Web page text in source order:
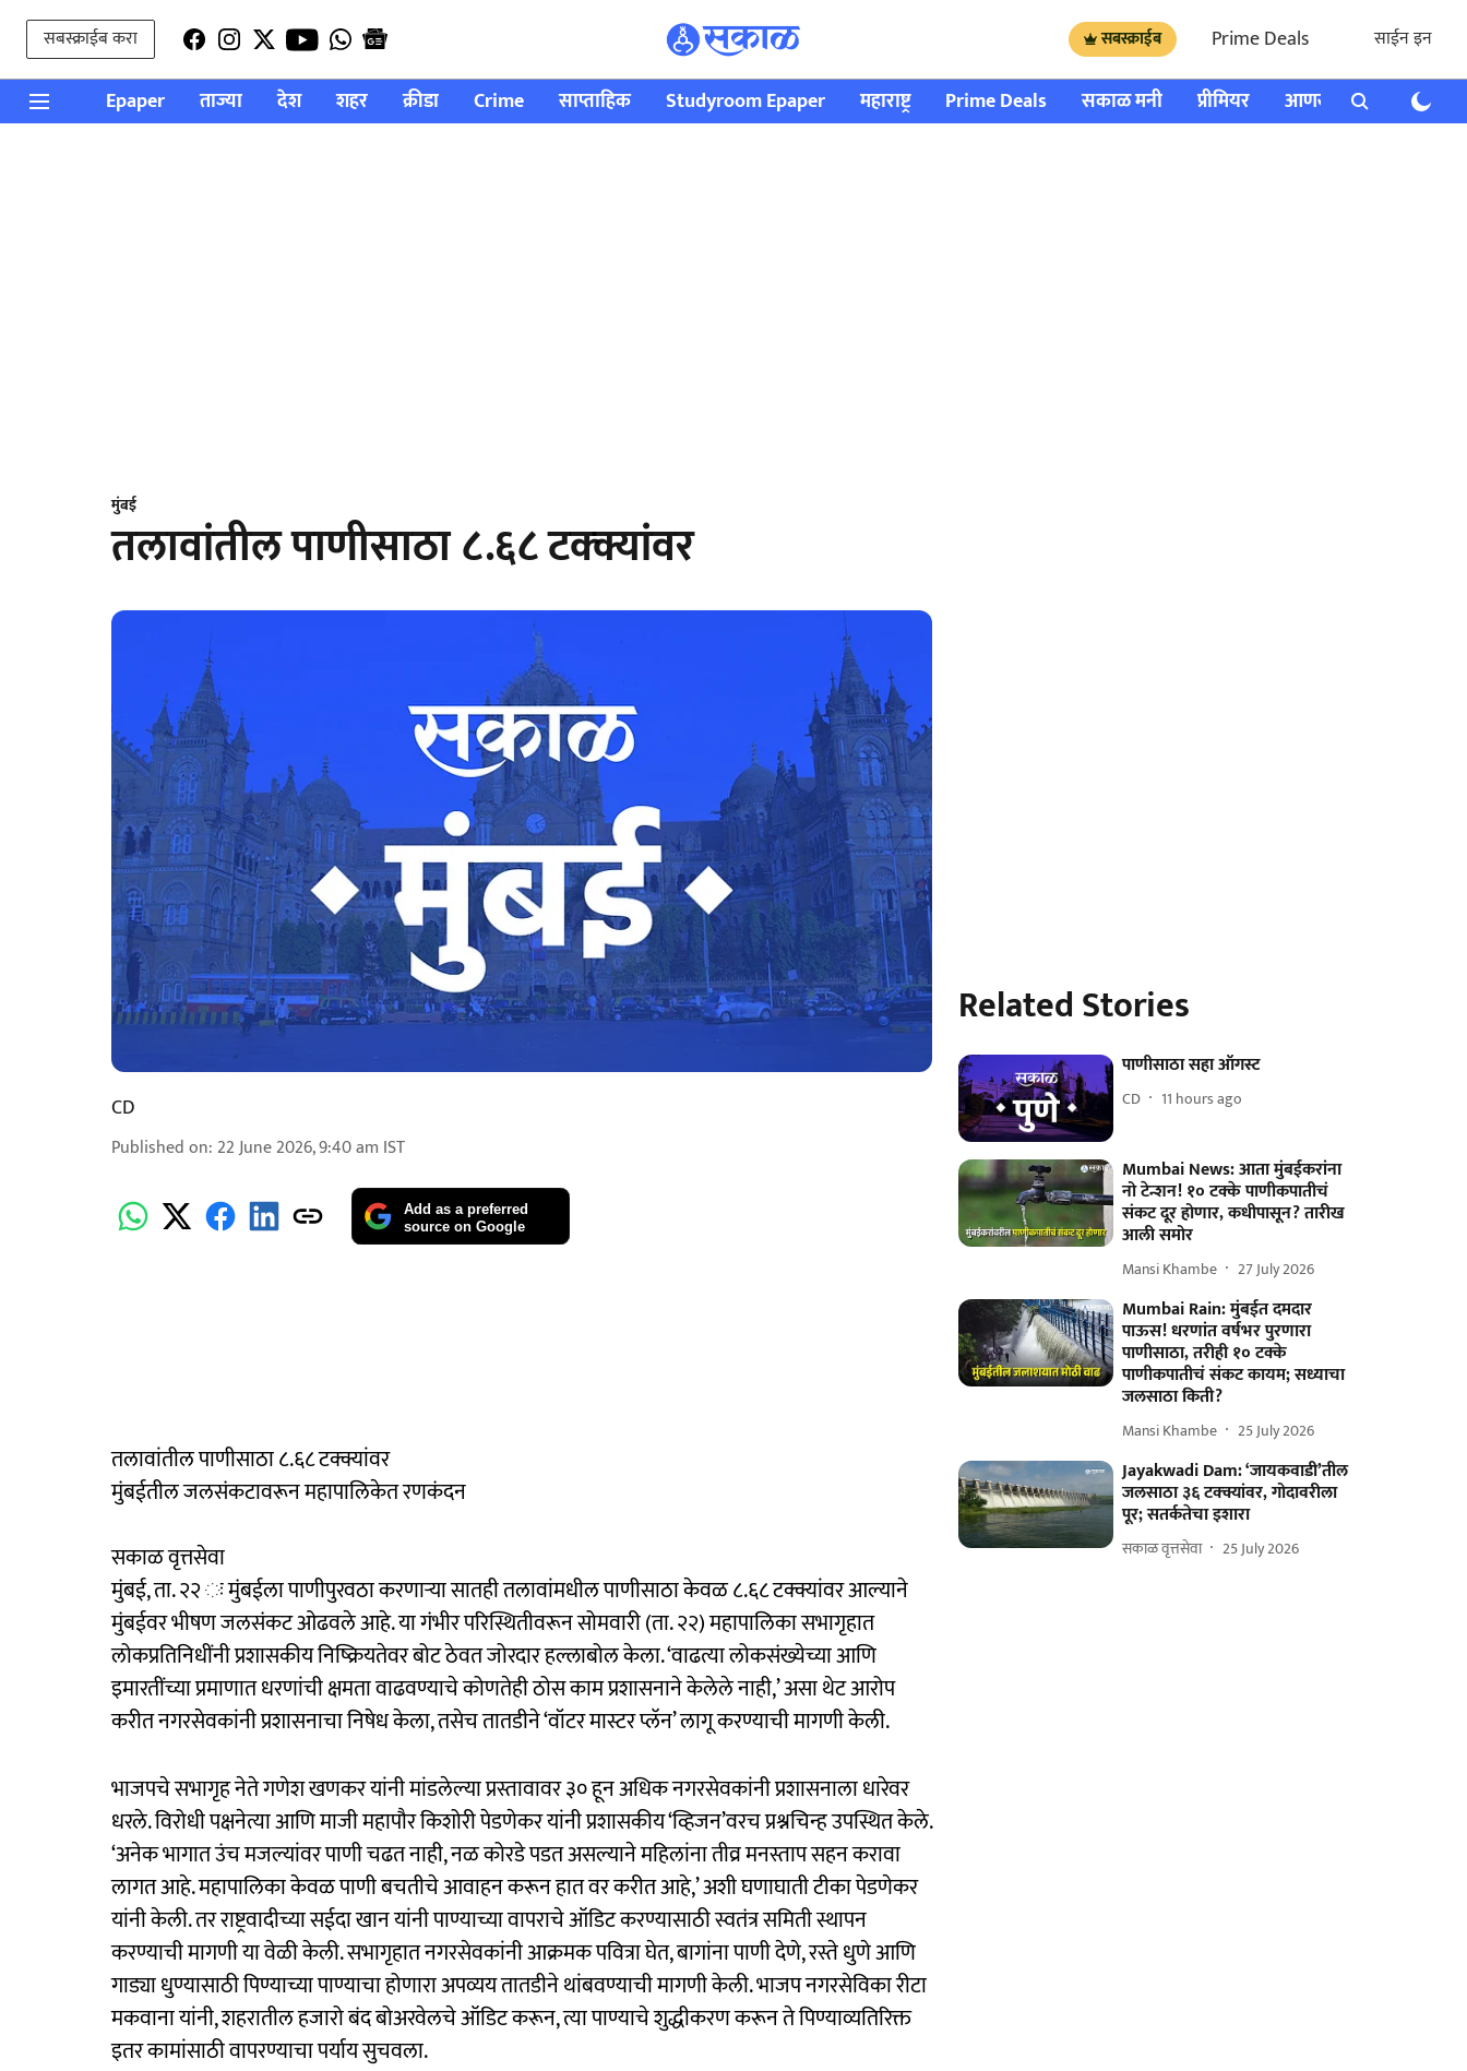
सबस्क्राईब करा सबस्क्राईब Prime Deals साईन इन
Epaper ताज्या देश शहर क्रीडा Crime साप्ताहिक Studyroom Epaper महाराष्ट्र Prime Deals सकाळ मनी प्रीमियर आणखी राशी भविष्य
मुंबई
तलावांतील पाणीसाठा ८.६८ टक्क्यांवर
CD
Published on: 22 June 2026, 9:40 am IST
Add as a preferred
source on Google
तलावांतील पाणीसाठा ८.६८ टक्क्यांवर
मुंबईतील जलसंकटावरून महापालिकेत रणकंदन
सकाळ वृत्तसेवा
मुंबई, ता. २२ ः मुंबईला पाणीपुरवठा करणाऱ्या सातही तलावांमधील पाणीसाठा केवळ ८.६८ टक्क्यांवर आल्याने
मुंबईवर भीषण जलसंकट ओढवले आहे. या गंभीर परिस्थितीवरून सोमवारी (ता. २२) महापालिका सभागृहात
लोकप्रतिनिधींनी प्रशासकीय निष्क्रियतेवर बोट ठेवत जोरदार हल्लाबोल केला. ‘वाढत्या लोकसंख्येच्या आणि
इमारतींच्या प्रमाणात धरणांची क्षमता वाढवण्याचे कोणतेही ठोस काम प्रशासनाने केलेले नाही,’ असा थेट आरोप
करीत नगरसेवकांनी प्रशासनाचा निषेध केला, तसेच तातडीने ‘वॉटर मास्टर प्लॅन’ लागू करण्याची मागणी केली.
​भाजपचे सभागृह नेते गणेश खणकर यांनी मांडलेल्या प्रस्तावावर ३० हून अधिक नगरसेवकांनी प्रशासनाला धारेवर
धरले. विरोधी पक्षनेत्या आणि माजी महापौर किशोरी पेडणेकर यांनी प्रशासकीय ‘व्हिजन’वरच प्रश्नचिन्ह उपस्थित केले.
‘अनेक भागात उंच मजल्यांवर पाणी चढत नाही, नळ कोरडे पडत असल्याने महिलांना तीव्र मनस्ताप सहन करावा
लागत आहे. महापालिका केवळ पाणी बचतीचे आवाहन करून हात वर करीत आहे,’ अशी घणाघाती टीका पेडणेकर
यांनी केली. तर राष्ट्रवादीच्या सईदा खान यांनी पाण्याच्या वापराचे ऑडिट करण्यासाठी स्वतंत्र समिती स्थापन
करण्याची मागणी या वेळी केली. सभागृहात नगरसेवकांनी आक्रमक पवित्रा घेत, बागांना पाणी देणे, रस्ते धुणे आणि
गाड्या धुण्यासाठी पिण्याच्या पाण्याचा होणारा अपव्यय तातडीने थांबवण्याची मागणी केली. भाजप नगरसेविका रीटा
मकवाना यांनी, शहरातील हजारो बंद बोअरवेलचे ऑडिट करून, त्या पाण्याचे शुद्धीकरण करून ते पिण्याव्यतिरिक्त
इतर कामांसाठी वापरण्याचा पर्याय सुचवला.
Related Stories
पाणीसाठा सहा ऑगस्ट
CD 11 hours ago
Mumbai News: आता मुंबईकरांना
नो टेन्शन! १० टक्के पाणीकपातीचं
संकट दूर होणार, कधीपासून? तारीख
आली समोर
Mansi Khambe 27 July 2026
Mumbai Rain: मुंबईत दमदार
पाऊस! धरणांत वर्षभर पुरणारा
पाणीसाठा, तरीही १० टक्के
पाणीकपातीचं संकट कायम; सध्याचा
जलसाठा किती?
Mansi Khambe 25 July 2026
Jayakwadi Dam: ‘जायकवाडी’तील
जलसाठा ३६ टक्क्यांवर, गोदावरीला
पूर; सतर्कतेचा इशारा
सकाळ वृत्तसेवा 25 July 2026